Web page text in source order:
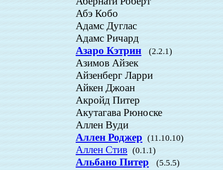
Абэ Кобо
Адамс Дуглас
Адамс Ричард
Азаро Кэтрин
(2.2.1)
Азимов Айзек
Айзенберг Ларри
Айкен Джоан
Акройд Питер
Акутагава Рюноске
Аллен Вуди
Аллен Роджер (11.10.10)
Аллен Стив (0.1.1)
Альбано Питер (5.5.5)